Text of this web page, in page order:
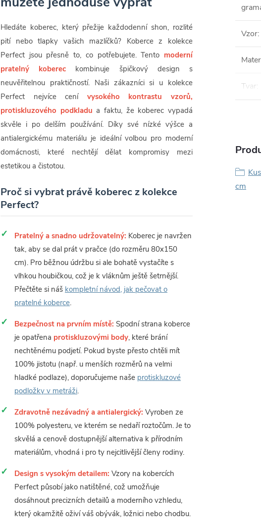
Hledáte koberec, který přežije každodenní shon, rozlité
pití nebo tlapky vašich mazlíčků? Koberce z kolekce
Perfect jsou přesně to, co potřebujete. Tento moderní
pratelný koberec kombinuje špičkový design s
neuvěřitelnou praktičností. Naši zákazníci si u kolekce
Perfect nejvíce cení vysokého kontrastu vzorů,
protiskluzového podkladu a faktu, že koberec vypadá
skvěle i po delším používání. Díky své nízké výšce a
antialergickému materiálu je ideální volbou pro moderní
domácnosti, které nechtějí dělat kompromisy mezi
estetikou a čistotou.
Proč si vybrat právě koberec z kolekce
Perfect?
Pratelný a snadno udržovatelný: Koberec je navržen
tak, aby se dal prát v pračce (do rozměru 80x150
cm). Pro běžnou údržbu si ale bohatě vystačíte s
vlhkou houbičkou, což je k vláknům ještě šetrnější.
Přečtěte si náš kompletní návod, jak pečovat o
pratelné koberce.
Bezpečnost na prvním místě: Spodní strana koberce
je opatřena protiskluzovými body, které brání
nechtěnému podjetí. Pokud byste přesto chtěli mít
100% jistotu (např. u menších rozměrů na velmi
hladké podlaze), doporučujeme naše protiskluzové
podložky v metráži.
Zdravotně nezávadný a antialergický: Vyroben ze
100% polyesteru, ve kterém se nedaří roztočům. Je to
skvělá a cenově dostupnější alternativa k přírodním
materiálům, vhodná i pro ty nejcitlivější členy rodiny.
Design s vysokým detailem: Vzory na kobercích
Perfect působí jako natištěné, což umožňuje
dosáhnout precizních detailů a moderního vzhledu,
který okamžitě oživí váš obývák, ložnici nebo chodbu.
Vzor:
Tvar:
cm